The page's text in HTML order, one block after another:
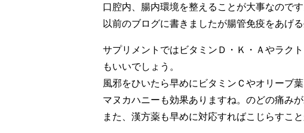
口腔内、腸内環境を整えることが大事なのです
以前のブログに書きましたが腸管免疫をあげ
サプリメントではビタミンＤ・Ｋ・Ａやラク
もいいでしょう。
風邪をひいたら早めにビタミンＣやオリーブ
マヌカハニーも効果ありますね。のどの痛み
また、漢方薬も早めに対応すればこじらすこ